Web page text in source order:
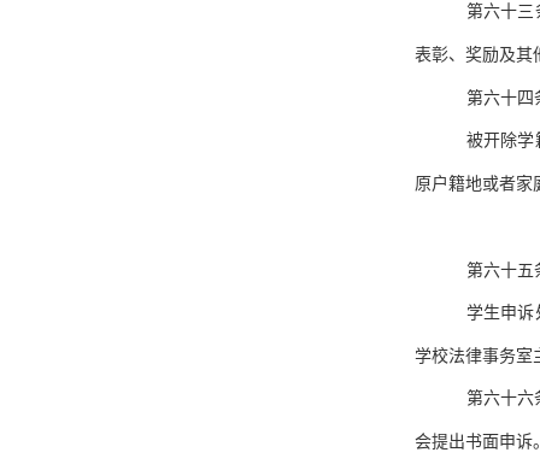
第六十三
表彰、奖励及其
第六十四
被开除学
原户籍地或者家
第六十五
学生申诉
学校法律事务室
第六十六
会提出书面申诉